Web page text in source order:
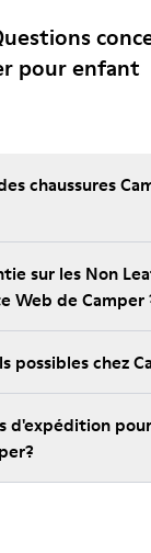
pour enfant
chaussures
sur les Non
Web de Camper
possibles chez
d'expédition